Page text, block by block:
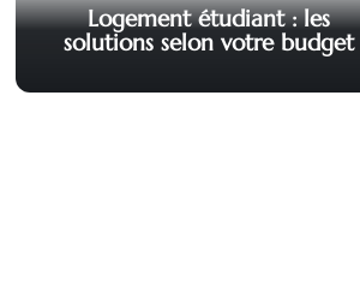
Logement étudiant : les
solutions selon votre budget